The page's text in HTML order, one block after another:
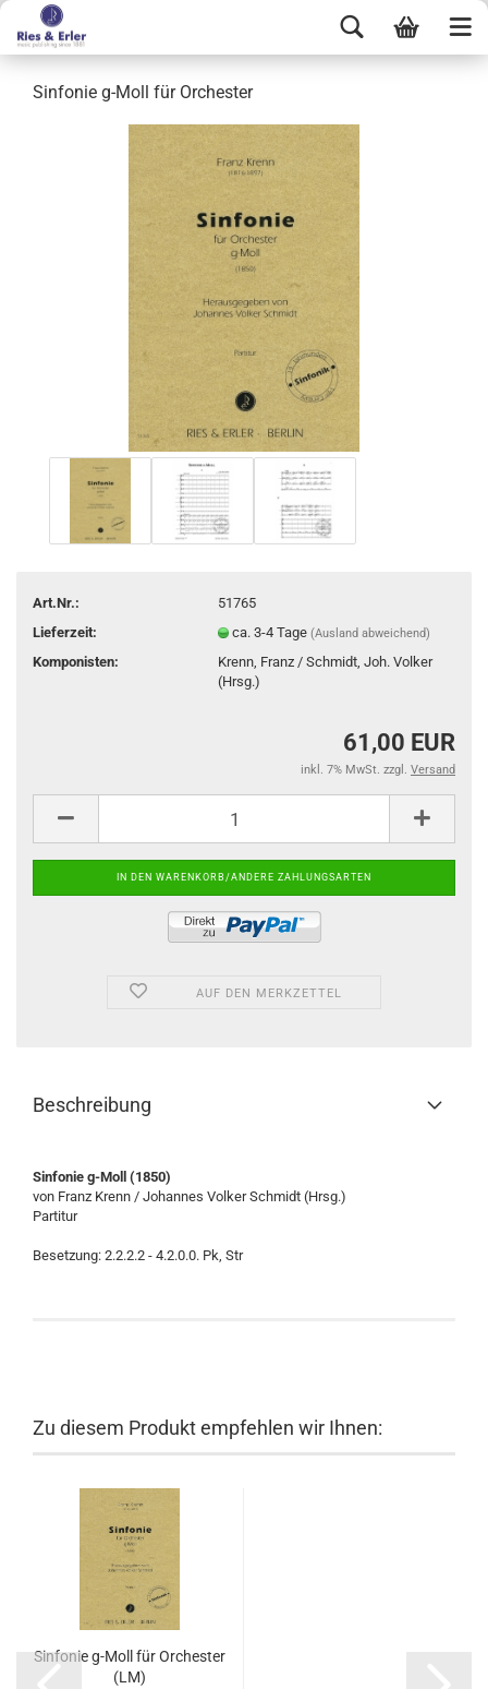
Sinfonie g-Moll für Orchester
Art.Nr.:
51765
Lieferzeit:
ca. 3-4 Tage(Ausland abweichend)
Komponisten:
Krenn, Franz / Schmidt, Joh. Volker
(Hrsg.)
61,00 EUR
inkl. 7% MwSt. zzgl. Versand
AUF DEN MERKZETTEL
Beschreibung
Sinfonie g-Moll (1850)
von Franz Krenn / Johannes Volker Schmidt (Hrsg.)
Partitur
Besetzung: 2.2.2.2 - 4.2.0.0. Pk, Str
Zu diesem Produkt empfehlen wir Ihnen:
Sinfonie g-Moll für Orchester
(LM)